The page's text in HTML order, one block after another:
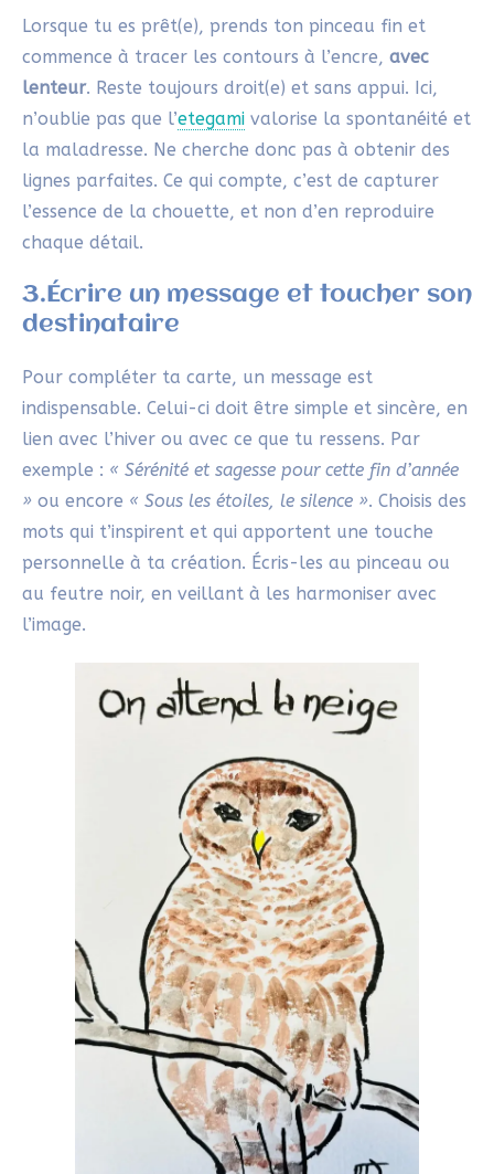
Lorsque tu es prêt(e), prends ton pinceau fin et
commence à tracer les contours à l’encre, avec
lenteur. Reste toujours droit(e) et sans appui. Ici,
n’oublie pas que l’etegami valorise la spontanéité et
la maladresse. Ne cherche donc pas à obtenir des
lignes parfaites. Ce qui compte, c’est de capturer
l’essence de la chouette, et non d’en reproduire
chaque détail.
3.Écrire un message et toucher son
destinataire
Pour compléter ta carte, un message est
indispensable. Celui-ci doit être simple et sincère, en
lien avec l’hiver ou avec ce que tu ressens. Par
exemple : « Sérénité et sagesse pour cette fin d’année
» ou encore « Sous les étoiles, le silence ». Choisis des
mots qui t’inspirent et qui apportent une touche
personnelle à ta création. Écris-les au pinceau ou
au feutre noir, en veillant à les harmoniser avec
l’image.